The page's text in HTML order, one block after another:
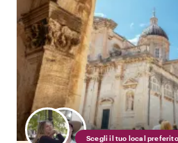
Scegli il tuo local preferito